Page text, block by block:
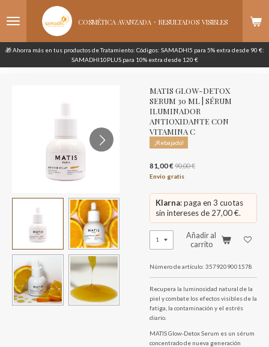
al
COSMÉTICA AVANZADA· RESULTADOS VISIBLES
🎁 Ahorra más en tus productos de Tratamiento: Códigos: SAMADHI5 para 5% extra desde 90 €:
SAMADHI10PLUS para 10% extra desde 120 €
MATIS GLOW-DETOX
SERUM 30 ML | SÉRUM
ILUMINADOR
ANTIOXIDANTE CON
VITAMINA C
¡Rebajado!
81,00 € 90,00 €
Envío gratis
Klarna: paga en 3 cuotas
sin intereses de 27,00 €.
Añadir al
carrito
Número de artículo: 3579209001578
Recupera la luminosidad natural de la
piel y combate los efectos visibles de la
fatiga, la contaminación y el estrés
diario.
MATIS Glow-Detox Serum es un sérum
concentrado de nueva generación